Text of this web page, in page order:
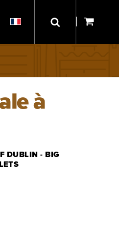
à
DUBLIN - BIG